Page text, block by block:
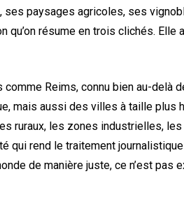
ses paysages agricoles, ses
qu’on résume en trois clichés. Elle
Reims, connu bien au-delà
mais aussi des villes à taille plus
ruraux, les zones industrielles,
qui rend le traitement
de manière juste, ce n’est pas